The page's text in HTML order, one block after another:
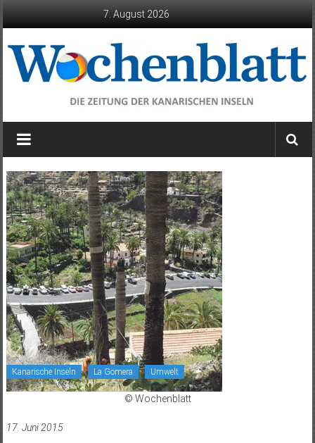
7. August 2026
Wochenblatt
die
der
Kanarischen
Inseln
Kanarische Inseln La Gomera Umwelt
© Wochenblatt
17. Juni 2015